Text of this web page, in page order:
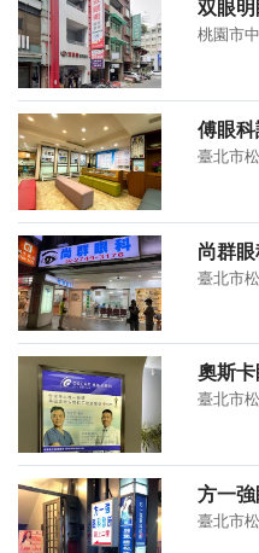
双眼
桃園市
傅眼
臺北市
尚群
臺北市
奧斯
方一
臺北市